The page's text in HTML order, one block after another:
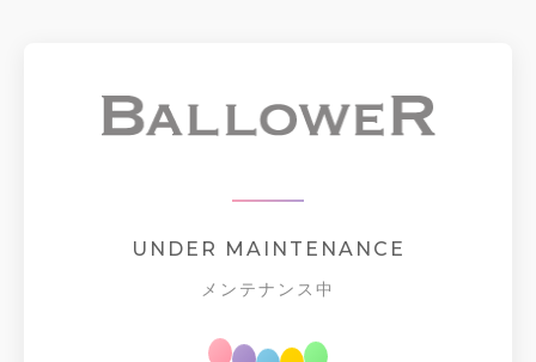
UNDER MAINTENANCE
メンテナンス中